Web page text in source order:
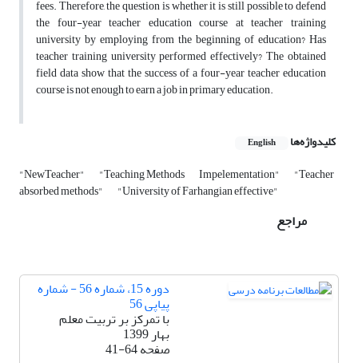
fees. Therefore, the question is whether it is still possible to defend
the four-year teacher education course at teacher training
university by employing from the beginning of education? Has
teacher training university performed effectively? The obtained
field data show that the success of a four-year teacher education
course is not enough to earn a job in primary education.
کلیدواژه‌ها English
"NewTeacher" "Teaching Methods Impelementation" "Teacher
absorbed methods" "University of Farhangian effective"
مراجع
دوره 15، شماره 56 - شماره
پیاپی 56
با تمرکز بر تربیت معلم
بهار 1399
صفحه41-64